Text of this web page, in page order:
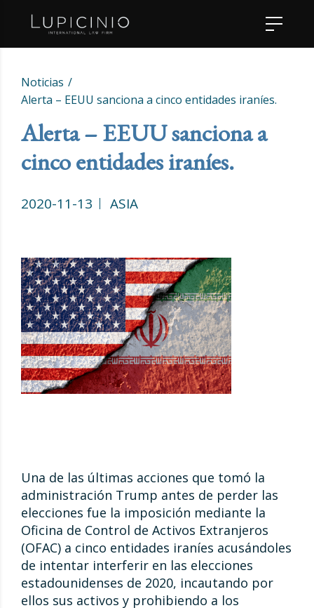
Noticias
Alerta – EEUU sanciona a cinco entidades iraníes.
Alerta – EEUU sanciona a
cinco entidades iraníes.
2020-11-13 ASIA
Una de las últimas acciones que tomó la
administración Trump antes de perder las
elecciones fue la imposición mediante la
Oficina de Control de Activos Extranjeros
(OFAC) a cinco entidades iraníes acusándoles
de intentar interferir en las elecciones
estadounidenses de 2020, incautando por
ellos sus activos y prohibiendo a los